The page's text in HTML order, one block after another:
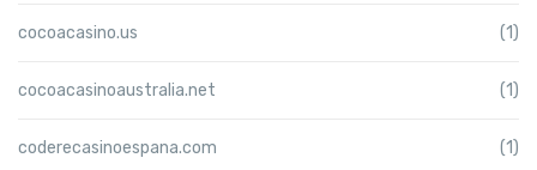
cocoacasino.us (1)
cocoacasinoaustralia.net (1)
coderecasinoespana.com (1)